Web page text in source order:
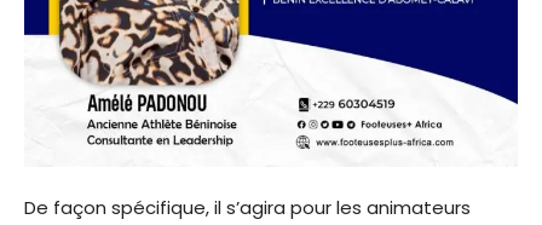
De façon spécifique, il s’agira pour les animateurs